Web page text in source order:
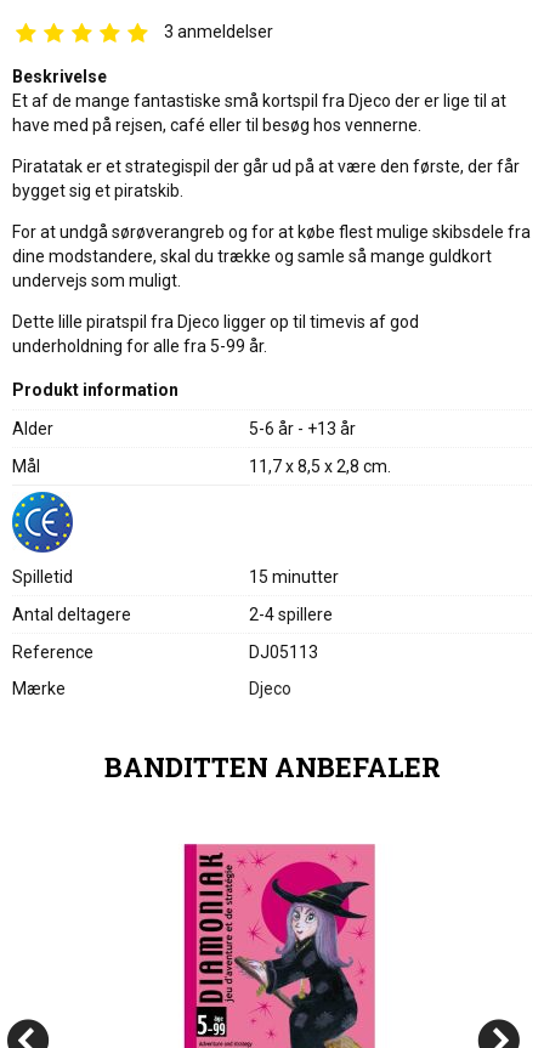
3 anmeldelser
Beskrivelse
Et af de mange fantastiske små kortspil fra Djeco der er lige til at
have med på rejsen, café eller til besøg hos vennerne.
Piratatak er et strategispil der går ud på at være den første, der får
bygget sig et piratskib.
For at undgå sørøverangreb og for at købe flest mulige skibsdele fra
dine modstandere, skal du trække og samle så mange guldkort
undervejs som muligt.
Dette lille piratspil fra Djeco ligger op til timevis af god
underholdning for alle fra 5-99 år.
Produkt information
Alder
5-6 år - +13 år
Mål
11,7 x 8,5 x 2,8 cm.
Spilletid
15 minutter
Antal deltagere
2-4 spillere
Reference
DJ05113
Mærke
Djeco
BANDITTEN ANBEFALER